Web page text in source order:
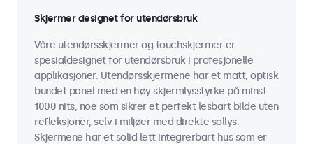
Skjermer designet for utendørsbruk
Våre utendørsskjermer og touchskjermer er
spesialdesignet for utendørsbruk i profesjonelle
applikasjoner. Utendørsskjermene har et matt, optisk
bundet panel med en høy skjermlysstyrke på minst
1000 nits, noe som sikrer et perfekt lesbart bilde uten
refleksjoner, selv i miljøer med direkte sollys.
Skjermene har et solid lett integrerbart hus som er